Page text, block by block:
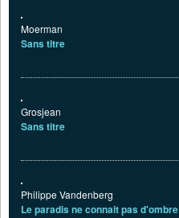
Moerman
Sans titre
Grosjean
Sans titre
Philippe Vandenberg
Le paradis ne connait pas d'ombre